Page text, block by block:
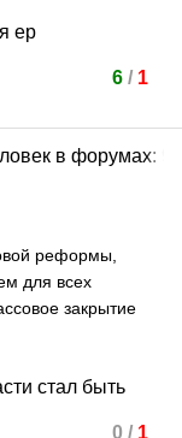
ер
6/ 1
реформы,
для всех
закрытие
стал быть
0 / 1